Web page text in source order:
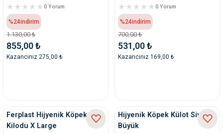
0 Yorum
%24indirim
1.130,00 ₺
855,00 ₺
Kazancınız 275,00 ₺
0 Yorum
%24indirim
700,00 ₺
531,00 ₺
Kazancınız 169,00 ₺
Ferplast Hijyenik Köpek
Kilodu X Large
Hijyenik Köpek Külot Siyah
Büyük